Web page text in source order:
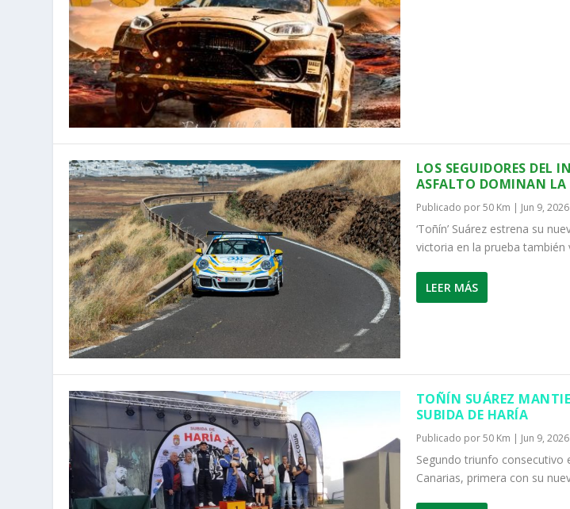
LOS SEGUIDORES DEL
ASFALTO DOMINAN LA
Publicado por50 Km | Jun 9, 2026
‘Toñín’ Suárez estrena su
victoria en la prueba también
LEER MÁS
TOÑÍN SUÁREZ
SUBIDA DE HARÍA
Publicado por50 Km | Jun 9, 2026
Segundo triunfo consecutivo
Canarias, primera con su